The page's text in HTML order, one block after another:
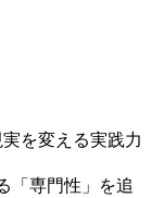
を変える実践力
「専門性」を追